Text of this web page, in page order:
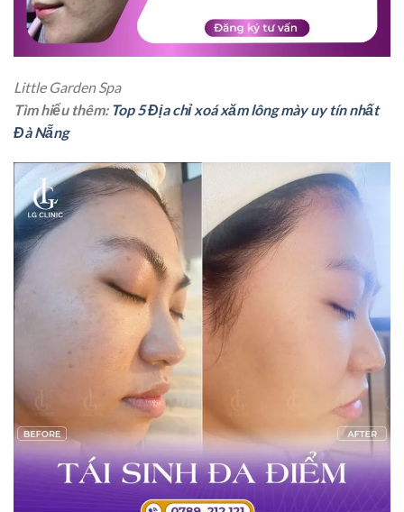
Little Garden Spa
Tìm hiểu thêm: Top 5 Địa chỉ xoá xăm lông mày uy tín nhất
Đà Nẵng